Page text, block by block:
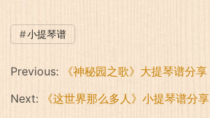
小提琴谱
Previous:
《神秘园之歌》大提琴谱分享
Next:
《这世界那么多人》小提琴谱分享